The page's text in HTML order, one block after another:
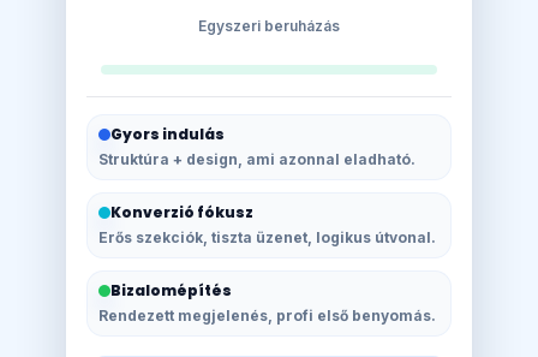
Egyszeri beruházás
Gyors indulás
Struktúra + design, ami azonnal eladható.
Konverzió fókusz
Erős szekciók, tiszta üzenet, logikus útvonal.
Bizalomépítés
Rendezett megjelenés, profi első benyomás.